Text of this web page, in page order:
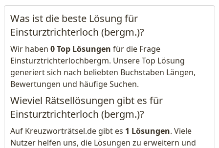
Was ist die beste Lösung für
Einsturztrichterloch (bergm.)?
Wir haben 0 Top Lösungen für die Frage
Einsturztrichterlochbergm. Unsere Top Lösung
generiert sich nach beliebten Buchstaben Längen,
Bewertungen und häufige Suchen.
Wieviel Rätsellösungen gibt es für
Einsturztrichterloch (bergm.)?
Auf Kreuzworträtsel.de gibt es 1 Lösungen. Viele
Nutzer helfen uns, die Lösungen zu erweitern und